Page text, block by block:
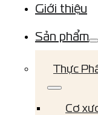
Giới thiệu
Sản phẩm
Thực
Cơ